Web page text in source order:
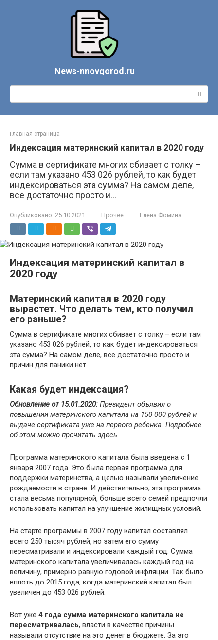
News-nnovgorod.ru
Поиск:
Главная страница
Индексация материнский капитал в 2020 году
Сумма в сертификате многих сбивает с толку –
если там указано 453 026 рублей, то как будет
индексироваться эта сумма? На самом деле,
все достаточно просто и…
Опубликовано: 25.10.2021 Прочее Елена Фомина
Индексация материнский капитал в
2020 году
Материнский капитал в 2020 году
вырастет. Что делать тем, кто получил
его раньше?
Сумма в сертификате многих сбивает с толку – если там
указано 453 026 рублей, то как будет индексироваться
эта сумма? На самом деле, все достаточно просто и
причин для паники нет.
Какая будет индексация?
Обновление от 15.01.2020: Президент объявил о
повышении материнского капитала на 150 000 рублей и
выдаче сертификата уже на первого ребенка. Подробнее
об этом можно прочитать здесь.
Программа материнского капитала была введена с 1
января 2007 года. Это была первая программа для
поддержки материнства, а целью называли увеличение
рождаемости в стране. И действительно, эта программа
стала весьма популярной, больше всего семей предпочли
использовать капитал на улучшение жилищных условий.
На старте программы в 2007 году капитал составлял
всего 250 тысяч рублей, но затем его сумму
пересматривали и индексировали каждый год. Сумма
материнского капитала увеличивалась каждый год на
величину, примерно равную годовой инфляции. Так было
вплоть до 2015 года, когда материнский капитал был
увеличен до 453 026 рублей.
Вот уже 4 года сумма материнского капитала не
пересматривалась, власти в качестве причины
называли отсутствие на это денег в бюджете. За это